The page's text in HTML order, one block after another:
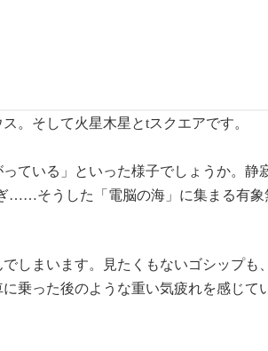
。そして火星木星とtスクエアです。
ている」といった様子でしょうか。静
……そうした「電脳の海」に集まる有象
しまいます。見たくもないゴシップも
乗った後のような重い気疲れを感じて